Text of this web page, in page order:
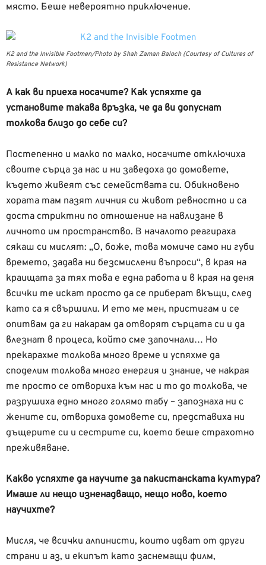
място. Беше невероятно приключение.
К2 and the Invisible Footmen/Photo by Shah Zaman Baloch (Courtesy of Cultures of
Resistance Network)
А как ви приеха носачите? Как успяхте да
установите такава връзка, че да ви допуснат
толкова близо до себе си?
Постепенно и малко по малко, носачите отключиха
своите сърца за нас и ни заведоха до домовете,
където живеят със семействата си. Обикновено
хората там пазят личния си живот ревностно и са
доста стриктни по отношение на навлизане в
личното им пространство. В началото реагираха
сякаш си мислят: „О, боже, това момиче само ни губи
времето, задава ни безсмислени въпроси“, в края на
краищата за тях това е една работа и в края на деня
всички те искат просто да се приберат вкъщи, след
като са я свършили. И ето ме мен, пристигам и се
опитвам да ги накарам да отворят сърцата си и да
влезнат в процеса, който сме започнали… Но
прекарахме толкова много време и успяхме да
споделим толкова много енергия и знание, че накрая
те просто се отвориха към нас и то до толкова, че
разрушиха едно много голямо табу – запознаха ни с
жените си, отвориха домовете си, представиха ни
дъщерите си и сестрите си, което беше страхотно
преживяване.
Какво успяхте да научите за пакистанската култура?
Имаше ли нещо изненадващо, нещо ново, което
научихте?
Мисля, че всички алпинисти, които идват от други
страни и аз, и екипът като заснемащи филм,